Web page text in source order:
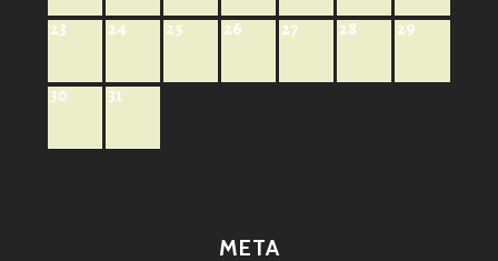
23 24 25 26 27 28 29
30 31
META